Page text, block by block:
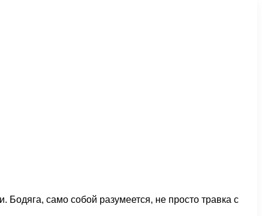
само собой разумеется, не просто травка с